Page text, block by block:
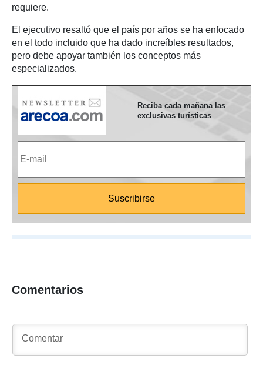
requiere.
El ejecutivo resaltó que el país por años se ha enfocado
en el todo incluido que ha dado increíbles resultados,
pero debe apoyar también los conceptos más
especializados.
Reciba cada mañana las
exclusivas turísticas
Comentarios